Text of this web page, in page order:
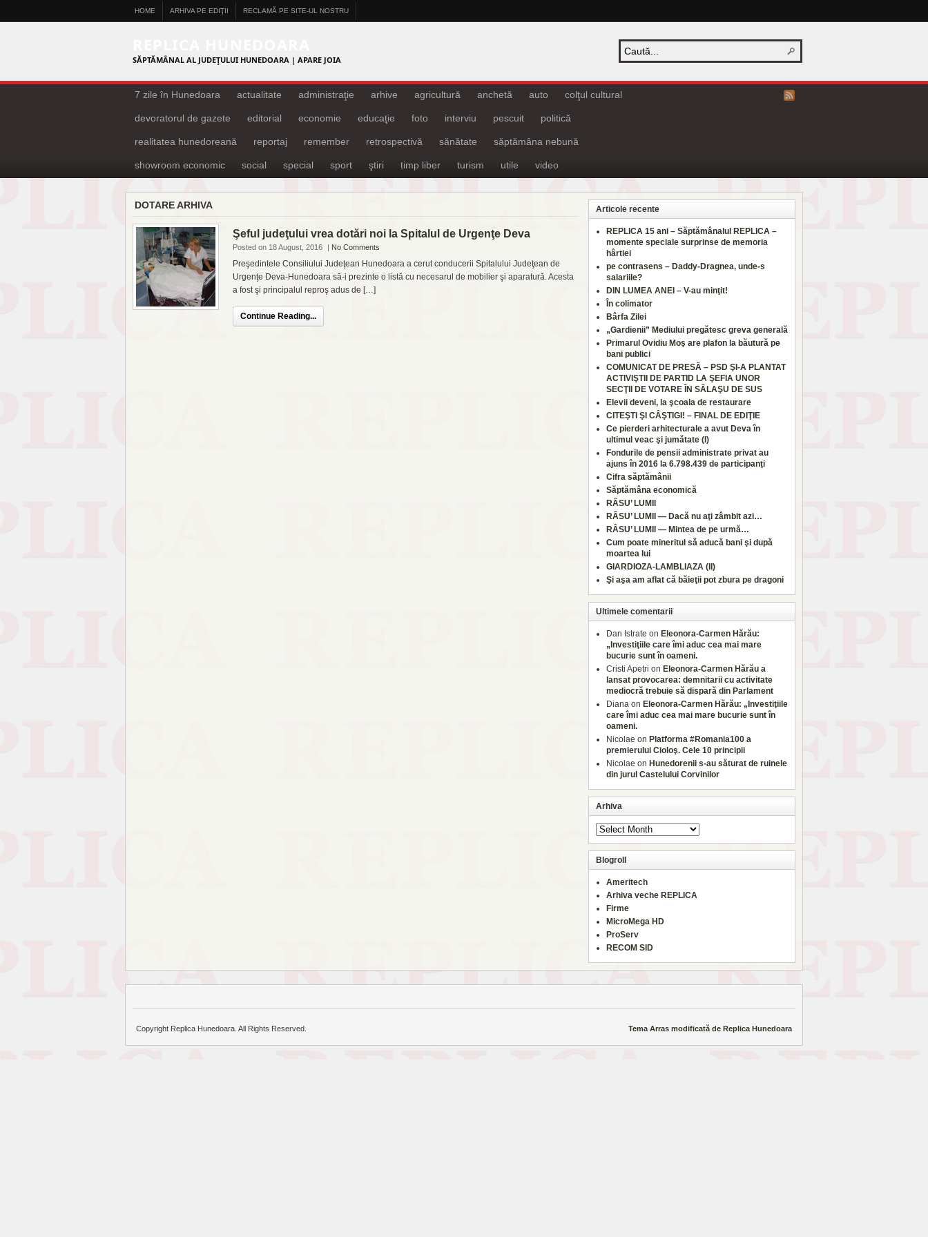
HOME ARHIVA PE EDIŢII RECLAMĂ PE SITE-UL NOSTRU
SĂPTĂMÂNAL AL JUDEŢULUI HUNEDOARA | APARE JOIA
7 zile în Hunedoara actualitate administraţie arhive agricultură anchetă auto colţul cultural
devoratorul de gazete editorial economie educaţie foto interviu pescuit politică
realitatea hunedoreană reportaj remember retrospectivă sănătate săptămâna nebună
showroom economic social special sport ştiri timp liber turism utile video
DOTARE ARHIVA
Şeful judeţului vrea dotări noi la Spitalul de Urgenţe Deva
Posted on 18 August, 2016 | No Comments
Preşedintele Consiliului Judeţean Hunedoara a cerut conducerii Spitalului Judeţean de
Urgenţe Deva-Hunedoara să-i prezinte o listă cu necesarul de mobilier şi aparatură. Acesta
a fost şi principalul reproş adus de […]
Continue Reading...
Articole recente
REPLICA 15 ani – Săptămânalul REPLICA –
momente speciale surprinse de memoria
hârtiei
pe contrasens – Daddy-Dragnea, unde-s
salariile?
DIN LUMEA ANEI – V-au minţit!
În colimator
Bârfa Zilei
„Gardienii” Mediului pregătesc greva generală
Primarul Ovidiu Moş are plafon la băutură pe
bani publici
COMUNICAT DE PRESĂ – PSD ŞI-A PLANTAT
ACTIVIŞTII DE PARTID LA ŞEFIA UNOR
SECŢII DE VOTARE ÎN SĂLAŞU DE SUS
Elevii deveni, la şcoala de restaurare
CITEŞTI ŞI CÂŞTIGI! – FINAL DE EDIŢIE
Ce pierderi arhitecturale a avut Deva în
ultimul veac şi jumătate (I)
Fondurile de pensii administrate privat au
ajuns în 2016 la 6.798.439 de participanţi
Cifra săptămânii
Săptămâna economică
RÂSU’ LUMII
RÂSU’ LUMII — Dacă nu aţi zâmbit azi…
RÂSU’ LUMII — Mintea de pe urmă…
Cum poate mineritul să aducă bani şi după
moartea lui
GIARDIOZA-LAMBLIAZA (II)
Şi aşa am aflat că băieţii pot zbura pe dragoni
Ultimele comentarii
Dan Istrate on Eleonora-Carmen Hărău:
„Investiţiile care îmi aduc cea mai mare
bucurie sunt în oameni.
Cristi Apetri on Eleonora-Carmen Hărău a
lansat provocarea: demnitarii cu activitate
mediocră trebuie să dispară din Parlament
Diana on Eleonora-Carmen Hărău: „Investiţiile
care îmi aduc cea mai mare bucurie sunt în
oameni.
Nicolae on Platforma #Romania100 a
premierului Cioloş. Cele 10 principii
Nicolae on Hunedorenii s-au săturat de ruinele
din jurul Castelului Corvinilor
Arhiva
Blogroll
Ameritech
Arhiva veche REPLICA
Firme
MicroMega HD
ProServ
RECOM SID
Tema Arras modificată de Replica Hunedoara
Copyright Replica Hunedoara. All Rights Reserved.